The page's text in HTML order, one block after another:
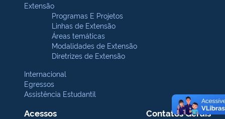
Extensão
Programas E Projetos
Linhas de Extensão
Áreas temáticas
Modalidades de Extensão
Diretrizes de Extensão
Internacional
Egressos
Assistência Estudantil
Acessos Contatos Gerais